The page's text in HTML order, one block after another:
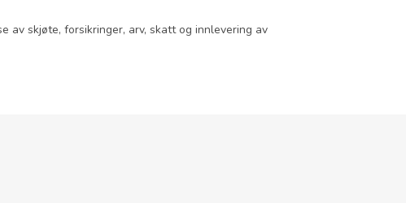
skjøte, forsikringer, arv, skatt og innlevering av